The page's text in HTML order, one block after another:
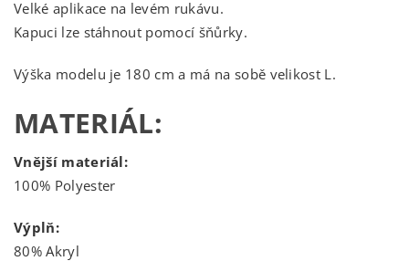
Velké aplikace na levém rukávu.
Kapuci lze stáhnout pomocí šňůrky.
Výška modelu je 180 cm a má na sobě velikost L.
MATERIÁL:
Vnější materiál:
100% Polyester
Výplň:
80% Akryl